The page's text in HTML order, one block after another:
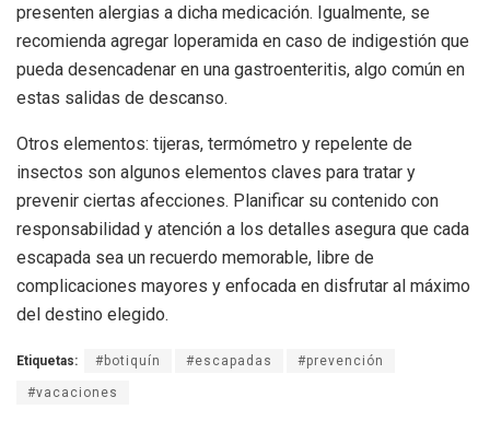
presenten alergias a dicha medicación. Igualmente, se
recomienda agregar loperamida en caso de indigestión que
pueda desencadenar en una gastroenteritis, algo común en
estas salidas de descanso.
Otros elementos: tijeras, termómetro y repelente de
insectos son algunos elementos claves para tratar y
prevenir ciertas afecciones. Planificar su contenido con
responsabilidad y atención a los detalles asegura que cada
escapada sea un recuerdo memorable, libre de
complicaciones mayores y enfocada en disfrutar al máximo
del destino elegido.
Etiquetas: #botiquín #escapadas #prevención
#vacaciones